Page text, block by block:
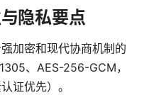
隐私要点
加密和现代协商机制的
、AES-256-GCM，
证优先）。